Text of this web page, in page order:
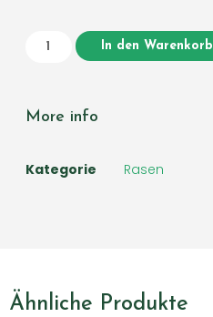
In den Warenkorb
More info
Kategorie Rasen
Ähnliche Produkte